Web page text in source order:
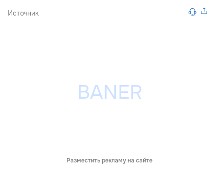
Источник
Разместить рекламу на сайте